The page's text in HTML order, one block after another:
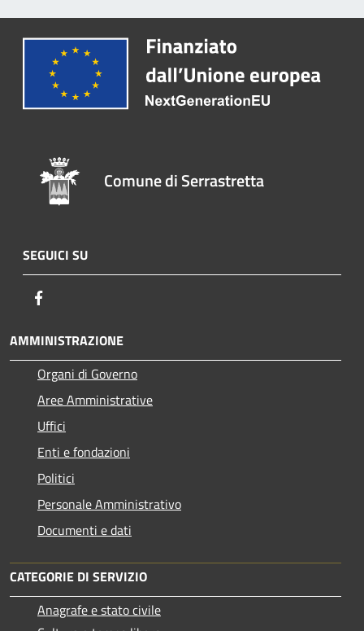
Comune di Serrastretta
SEGUICI SU
AMMINISTRAZIONE
Organi di Governo
Aree Amministrative
Uffici
Enti e fondazioni
Politici
Personale Amministrativo
Documenti e dati
CATEGORIE DI SERVIZIO
Anagrafe e stato civile